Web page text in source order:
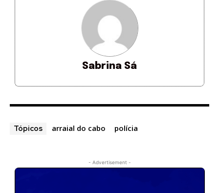
Sabrina Sá
Tópicos arraial do cabo polícia
- Advertisement -